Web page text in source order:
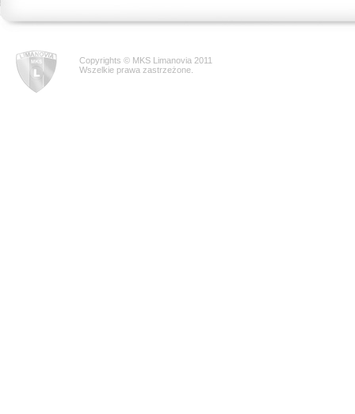
Copyrights © MKS Limanovia 2011
Wszelkie prawa zastrzeżone.